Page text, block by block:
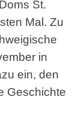
St.
Mal. Zu
in
ein, den
Geschichte